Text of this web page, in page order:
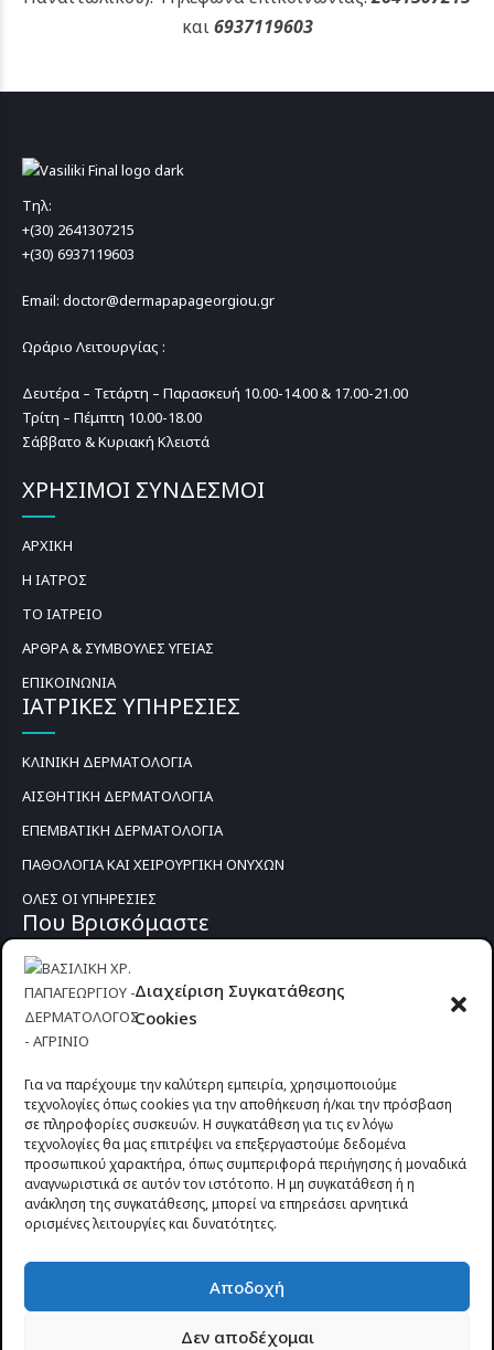
Διαχείριση Συγκατάθεσης
Cookies
Για να παρέχουμε την καλύτερη εμπειρία, χρησιμοποιούμε
τεχνολογίες όπως cookies για την αποθήκευση ή/και την πρόσβαση
σε πληροφορίες συσκευών. Η συγκατάθεση για τις εν λόγω
τεχνολογίες θα μας επιτρέψει να επεξεργαστούμε δεδομένα
προσωπικού χαρακτήρα, όπως συμπεριφορά περιήγησης ή μοναδικά
αναγνωριστικά σε αυτόν τον ιστότοπο. Η μη συγκατάθεση ή η
ανάκληση της συγκατάθεσης, μπορεί να επηρεάσει αρνητικά
ορισμένες λειτουργίες και δυνατότητες.
Αποδοχή
Δεν αποδέχομαι
και6937119603
Τηλ:
+(30) 2641307215
+(30) 6937119603
Email: doctor@dermapapageorgiou.gr
Ωράριο Λειτουργίας :
Δευτέρα – Τετάρτη – Παρασκευή 10.00-14.00 & 17.00-21.00
Τρίτη – Πέμπτη 10.00-18.00
Σάββατο & Κυριακή Κλειστά
ΧΡΗΣΙΜΟΙ ΣΥΝΔΕΣΜΟΙ
ΑΡΧΙΚΗ
Η ΙΑΤΡΟΣ
ΤΟ ΙΑΤΡΕΙΟ
ΑΡΘΡΑ & ΣΥΜΒΟΥΛΕΣ ΥΓΕΙΑΣ
ΕΠΙΚΟΙΝΩΝΙΑ
ΙΑΤΡΙΚΕΣ ΥΠΗΡΕΣΙΕΣ
ΚΛΙΝΙΚΗ ΔΕΡΜΑΤΟΛΟΓΙΑ
ΑΙΣΘΗΤΙΚΗ ΔΕΡΜΑΤΟΛΟΓΙΑ
ΕΠΕΜΒΑΤΙΚΗ ΔΕΡΜΑΤΟΛΟΓΙΑ
ΠΑΘΟΛΟΓΙΑ ΚΑΙ ΧΕΙΡΟΥΡΓΙΚΗ ΟΝΥΧΩΝ
ΟΛΕΣ ΟΙ ΥΠΗΡΕΣΙΕΣ
Που Βρισκόμαστε
Προυσιωτίσσης 27 & Δ.Σταϊκου , Αγρίνιο 30133 (έναντι γηπέδου